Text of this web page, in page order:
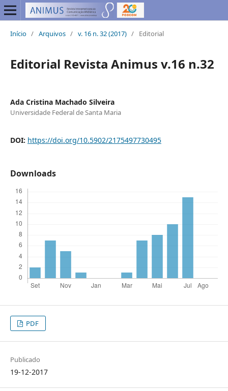
Início / Arquivos / v. 16 n. 32 (2017) / Editorial
Editorial Revista Animus v.16 n.32
Ada Cristina Machado Silveira
Universidade Federal de Santa Maria
DOI: https://doi.org/10.5902/2175497730495
Downloads
PDF
Publicado
19-12-2017